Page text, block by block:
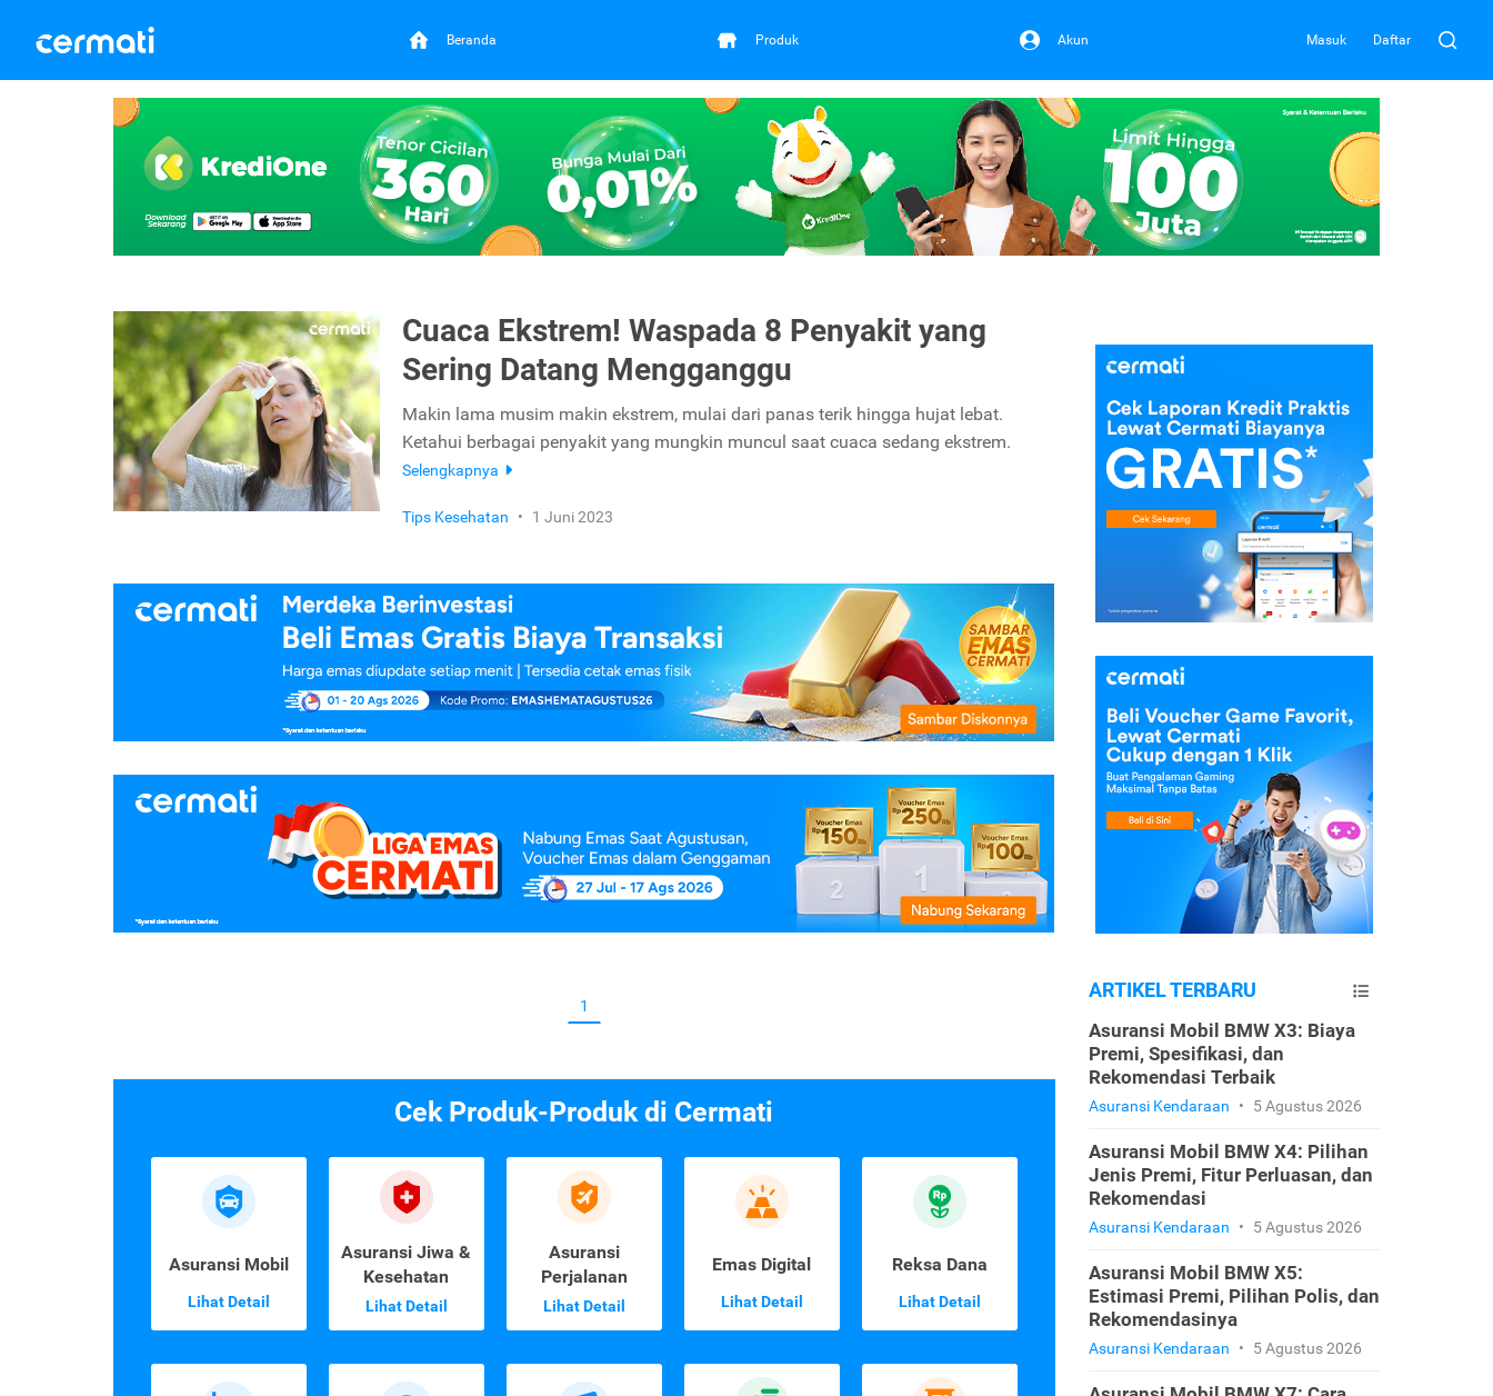
Beranda Produk Akun Masuk Daftar
Cuaca Ekstrem! Waspada 8 Penyakit yang
Sering Datang Mengganggu
Makin lama musim makin ekstrem, mulai dari panas terik hingga hujat lebat.
Ketahui berbagai penyakit yang mungkin muncul saat cuaca sedang ekstrem.
Selengkapnya
Tips Kesehatan • 1 Juni 2023
1
Cek Produk-Produk di Cermati
Asuransi Mobil
Lihat Detail
Asuransi Jiwa &
Kesehatan
Lihat Detail
Asuransi
Perjalanan
Lihat Detail
Emas Digital
Lihat Detail
Reksa Dana
Lihat Detail
ARTIKEL TERBARU
Asuransi Mobil BMW X3: Biaya
Premi, Spesifikasi, dan
Rekomendasi Terbaik
Asuransi Kendaraan • 5 Agustus 2026
Asuransi Mobil BMW X4: Pilihan
Jenis Premi, Fitur Perluasan, dan
Rekomendasi
Asuransi Kendaraan • 5 Agustus 2026
Asuransi Mobil BMW X5:
Estimasi Premi, Pilihan Polis, dan
Rekomendasinya
Asuransi Kendaraan • 5 Agustus 2026